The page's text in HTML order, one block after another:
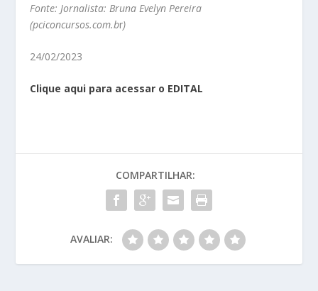
Fonte: Jornalista: Bruna Evelyn Pereira
(pciconcursos.com.br)
24/02/2023
Clique aqui para acessar o EDITAL
COMPARTILHAR:
AVALIAR: